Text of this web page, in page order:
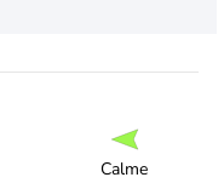
Calme